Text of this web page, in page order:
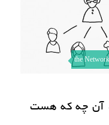
the
آن چه که هست